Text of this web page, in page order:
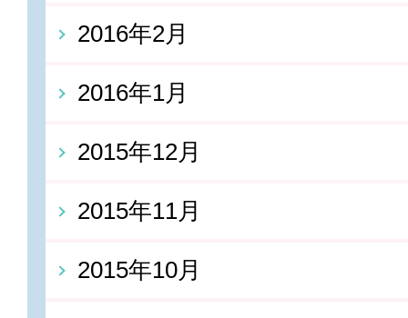
2016年2月
2016年1月
2015年12月
2015年11月
2015年10月